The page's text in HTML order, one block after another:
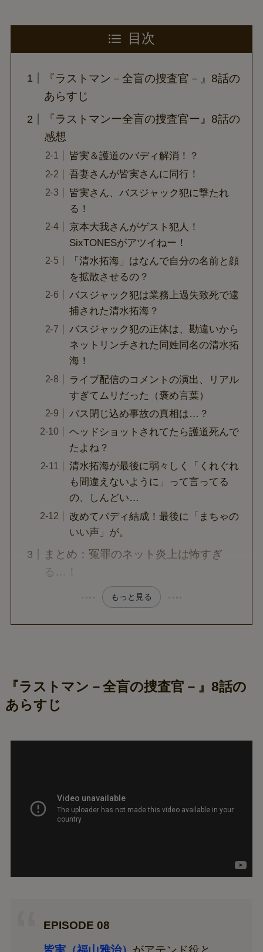
目次
『ラストマン－全盲の捜査官－』8話の
あらすじ
『ラストマンー全盲の捜査官ー』8話の
感想
皆実＆護道のバディ解消！？
吾妻さんが皆実さんに同行！
皆実さん、バスジャック犯に撃たれ
る！
京本大我さんがゲスト犯人！
SixTONESがアツイねー！
「清水拓海」はなんで自分の名前と顔
を拡散させるの？
バスジャック犯は業務上過失致死で逮
捕された清水拓海？
バスジャック犯の正体は、勘違いから
ネットリンチされた同姓同名の清水拓
海！
ライブ配信のコメントの演出、リアル
すぎてムリだった（褒め言葉）
バス閉じ込め事故の真相は…？
ヘッドショットされてたら護道死んで
たよね？
清水拓海が最後に弱々しく「くれぐれ
も間違えないように」って言ってる
の、しんどい…
改めてバディ結成！最後に「まちゃの
いい声」が。
まとめ：冤罪のネット炎上は怖すぎ
る…！
もっと見る
『ラストマン－全盲の捜査官－』8話の
あらすじ
EPISODE 08